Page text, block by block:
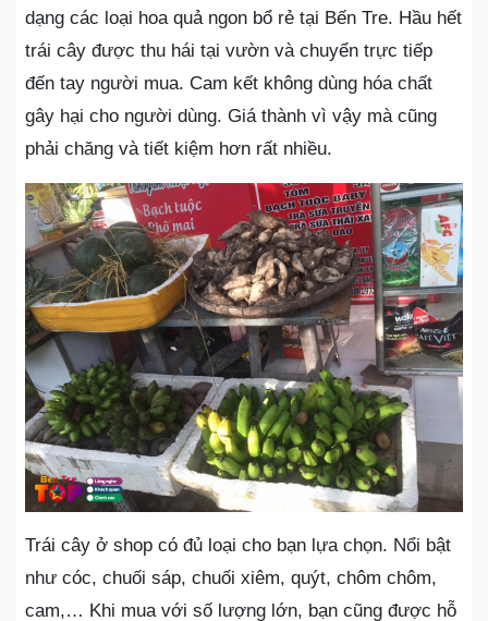
dạng các loại hoa quả ngon bổ rẻ tại Bến Tre. Hầu hết
trái cây được thu hái tại vườn và chuyển trực tiếp
đến tay người mua. Cam kết không dùng hóa chất
gây hại cho người dùng. Giá thành vì vậy mà cũng
phải chăng và tiết kiệm hơn rất nhiều.
Trái cây ở shop có đủ loại cho bạn lựa chọn. Nổi bật
như cóc, chuối sáp, chuối xiêm, quýt, chôm chôm,
cam,… Khi mua với số lượng lớn, bạn cũng được hỗ